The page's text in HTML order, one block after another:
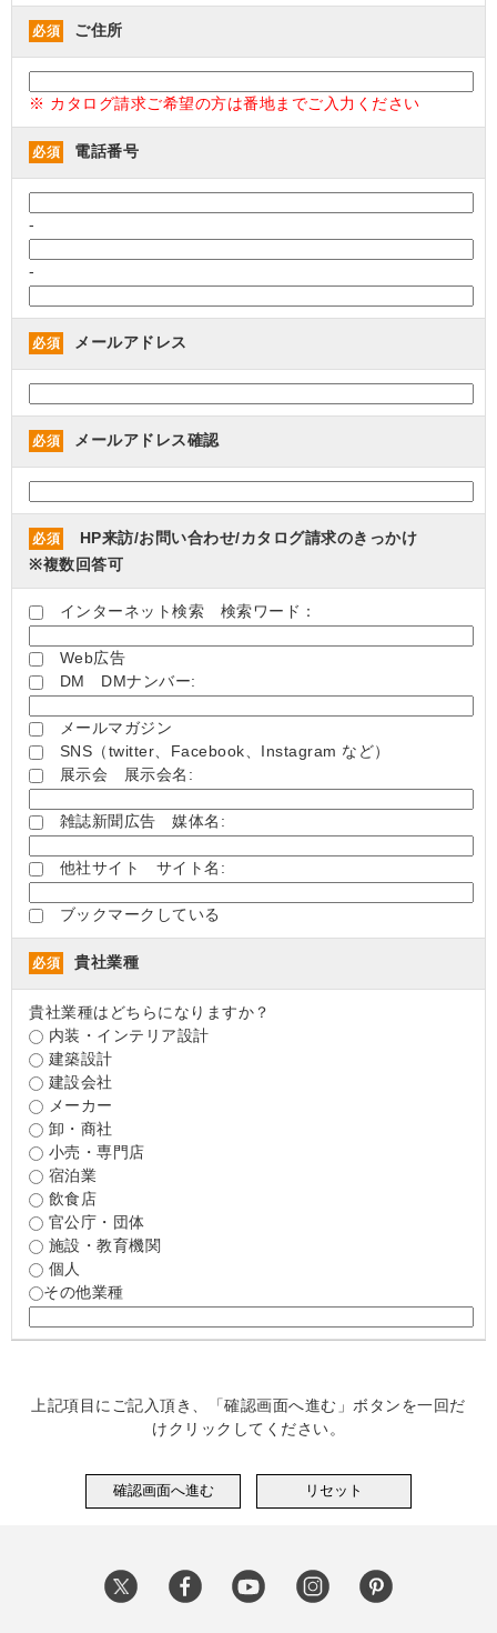
必須 ご住所
※ カタログ請求ご希望の方は番地までご入力ください
必須 電話番号
-
-
必須 メールアドレス
必須 メールアドレス確認
必須
HP来訪/お問い合わせ/カタログ請求のきっかけ
※複数回答可
インターネット検索 検索ワード：
Web広告
DM DMナンバー:
メールマガジン
SNS（twitter、Facebook、Instagram など）
展示会 展示会名:
雑誌新聞広告 媒体名:
他社サイト サイト名:
ブックマークしている
必須 貴社業種
貴社業種はどちらになりますか？
内装・インテリア設計
建築設計
建設会社
メーカー
卸・商社
小売・専門店
宿泊業
飲食店
官公庁・団体
施設・教育機関
個人
その他業種
上記項目にご記入頂き、「確認画面へ進む」ボタンを一回だ
けクリックしてください。